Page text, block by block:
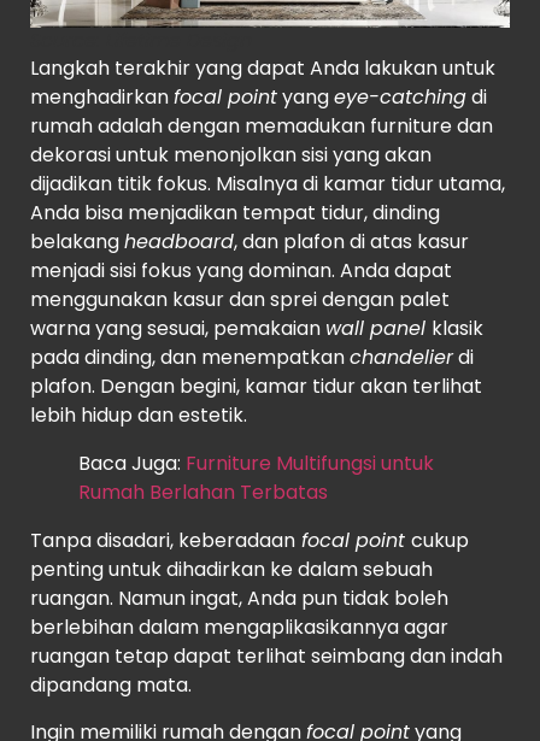
Langkah terakhir yang dapat Anda lakukan untuk
menghadirkanfocal pointyangeye-catchingdi
rumah adalah dengan memadukan furniture dan
dekorasi untuk menonjolkan sisi yang akan
dijadikan titik fokus. Misalnya di kamar tidur utama,
Anda bisa menjadikan tempat tidur, dinding
belakangheadboard, dan plafon di atas kasur
menjadi sisi fokus yang dominan. Anda dapat
menggunakan kasur dan sprei dengan palet
warna yang sesuai, pemakaian wall panel klasik
pada dinding, dan menempatkanchandelierdi
plafon. Dengan begini, kamar tidur akan terlihat
lebih hidup dan estetik.
Baca Juga: Furniture Multifungsi untuk
Rumah Berlahan Terbatas
Tanpa disadari, keberadaan focal point cukup
penting untuk dihadirkan ke dalam sebuah
ruangan. Namun ingat, Anda pun tidak boleh
berlebihan dalam mengaplikasikannya agar
ruangan tetap dapat terlihat seimbang dan indah
dipandang mata.
Ingin memiliki rumah denganfocal pointyang